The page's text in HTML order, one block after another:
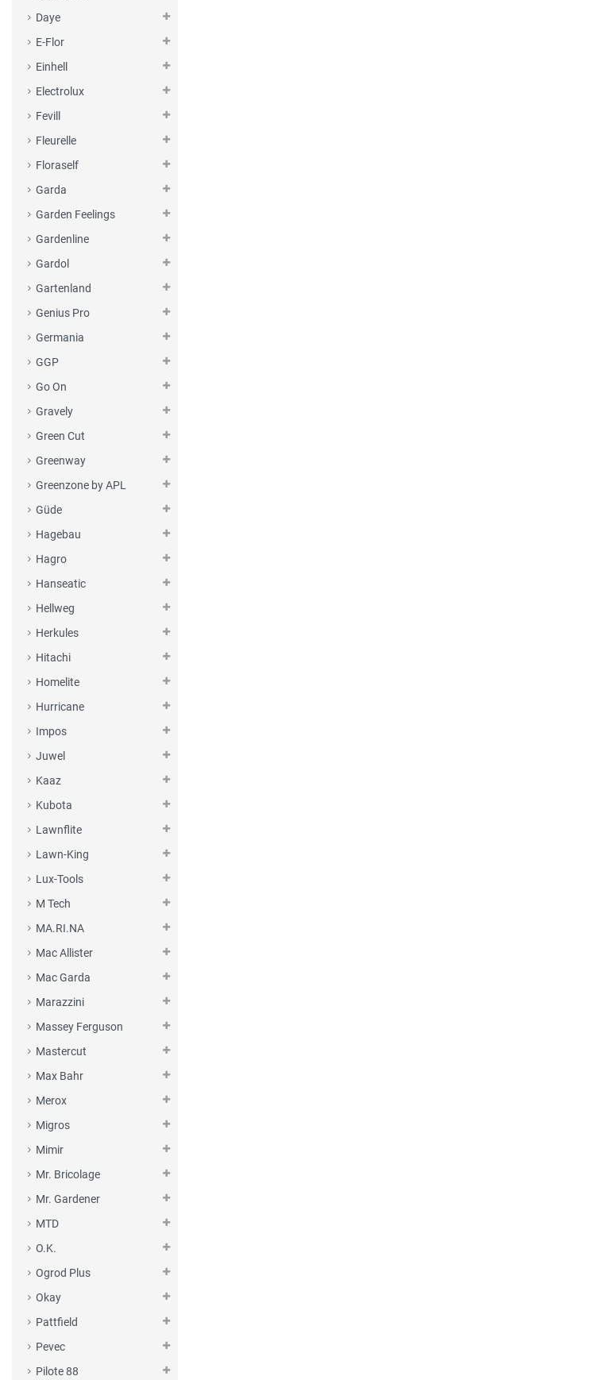
Daye
E-Flor
Einhell
Electrolux
Fevill
Fleurelle
Floraself
Garda
Garden Feelings
Gardenline
Gardol
Gartenland
Genius Pro
Germania
GGP
Go On
Gravely
Green Cut
Greenway
Greenzone by APL
Güde
Hagebau
Hagro
Hanseatic
Hellweg
Herkules
Hitachi
Homelite
Hurricane
Impos
Juwel
Kaaz
Kubota
Lawnflite
Lawn-King
Lux-Tools
M Tech
MA.RI.NA
Mac Allister
Mac Garda
Marazzini
Massey Ferguson
Mastercut
Max Bahr
Merox
Migros
Mimir
Mr. Bricolage
Mr. Gardener
MTD
O.K.
Ogrod Plus
Okay
Pattfield
Pevec
Pilote 88